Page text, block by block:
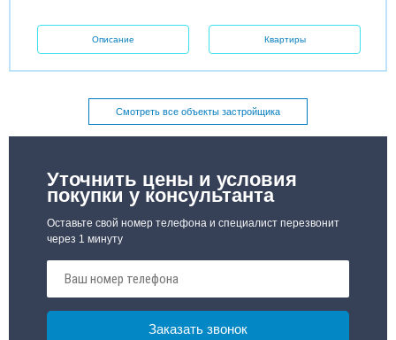
Описание Квартиры
Смотреть все объекты застройщика
Уточнить цены и условия
покупки у консультанта
Оставьте свой номер телефона и специалист перезвонит
через 1 минуту